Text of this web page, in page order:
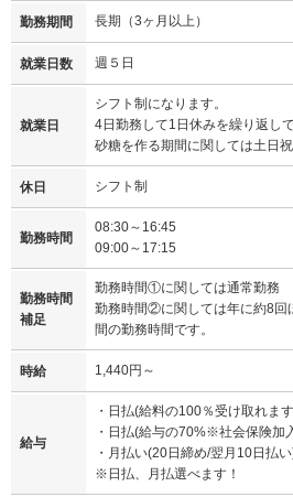
勤務期間 長期（3ヶ月以上）
就業日数 週５日
就業日
シフト制になります。
4日勤務して1日休みを繰り返しで
砂糖を作る期間に関しては土日
休日 シフト制
勤務時間
08:30～16:45
09:00～17:15
勤務時間
補足
勤務時間①に関しては通常勤務
勤務時間②に関しては年に約8回
間の勤務時間です。
時給 1,440円～
給与
・日払(給料の100％受け取れま
・日払(給与の70%※社会保険加
・月払い(20日締め/翌月10日払
※日払、月払選べます！